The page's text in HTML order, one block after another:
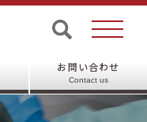
お問い合わせ
Contact us